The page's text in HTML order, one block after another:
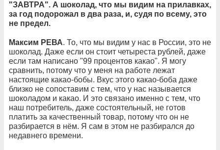
"ЗАВТРА". А шоколад, что мы видим на прилавках,
за год подорожал в два раза, и, судя по всему, это
не предел.
Максим РЕВА. То, что мы видим у нас в России, это не
шоколад. Даже если он стоит четыреста рублей, даже
если там написано "99 процентов какао". Я могу
сравнить, потому что у меня на работе лежат
настоящие какао-бобы. Вкус этого какао-боба даже
близко не сопоставим с тем, что у нас называется
шоколадом и какао. И это связано именно с тем, что
наш потребитель, даже состоятельный, не готов
платить за качественный товар, потому что он не
разбирается в нём. Я сам в этом не разбирался до
недавнего времени.